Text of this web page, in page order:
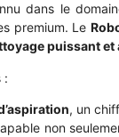
dans le
premium. Le
puissant et
:
, un
non